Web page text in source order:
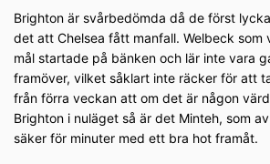
Brighton är svårbedömda då de först
det att Chelsea fått manfall. Welbeck som
mål startade på bänken och lär inte vara
framöver, vilket såklart inte räcker för att
från förra veckan att om det är någon
Brighton i nuläget så är det Minteh, som
säker för minuter med ett bra hot framåt.